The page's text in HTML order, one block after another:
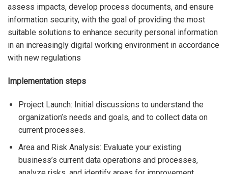
assess impacts, develop process documents, and ensure
information security, with the goal of providing the most
suitable solutions to enhance security personal information
in an increasingly digital working environment in accordance
with new regulations
Implementation steps
Project Launch: Initial discussions to understand the
organization’s needs and goals, and to collect data on
current processes.
Area and Risk Analysis: Evaluate your existing
business’s current data operations and processes,